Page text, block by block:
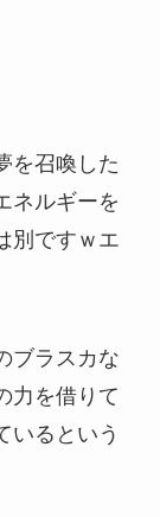
を召喚した
ネルギーを
別ですｗエ
ブラスカな
力を借りて
いるという